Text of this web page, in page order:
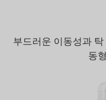
부드러운 이동성과 탁
동